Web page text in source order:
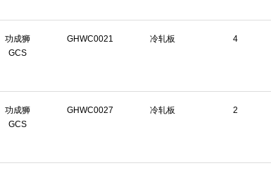
功成狮
GCS
GHWC0021 冷轧板 4
功成狮
GCS
GHWC0027 冷轧板 2